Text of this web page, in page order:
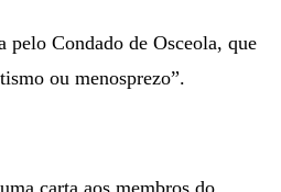
pelo Condado de Osceola, que
ou menosprezo”.
carta aos membros do